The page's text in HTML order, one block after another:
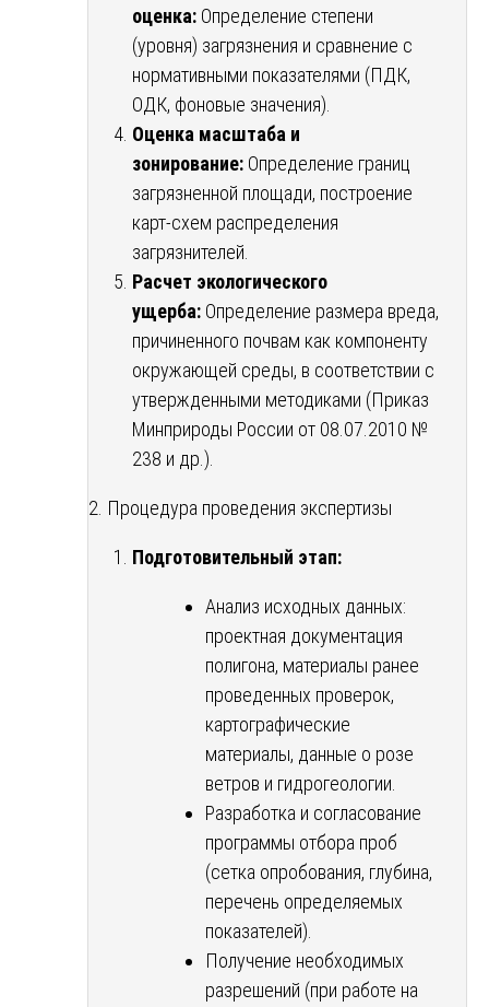
оценка: Определение степени
(уровня) загрязнения и сравнение с
нормативными показателями (ПДК,
ОДК, фоновые значения).
Оценка масштаба и
зонирование: Определение границ
загрязненной площади, построение
карт-схем распределения
загрязнителей.
Расчет экологического
ущерба: Определение размера вреда,
причиненного почвам как компоненту
окружающей среды, в соответствии с
утвержденными методиками (Приказ
Минприроды России от 08.07.2010 №
238 и др.).
2. Процедура проведения экспертизы
Подготовительный этап:
Анализ исходных данных:
проектная документация
полигона, материалы ранее
проведенных проверок,
картографические
материалы, данные о розе
ветров и гидрогеологии.
Разработка и согласование
программы отбора проб
(сетка опробования, глубина,
перечень определяемых
показателей).
Получение необходимых
разрешений (при работе на